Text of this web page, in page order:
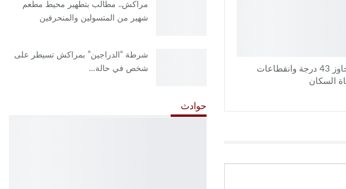
زاكورة..حرارة تتجاوز 43 درجة وانقطاعات
السكان
مراكش.. مطالب بتطهير محيط مطعم
شهير من المتسولين والمنحرفين
شرطة “الدراجين” بمراكش تسيطر على
شخص في حالة…
حوادث